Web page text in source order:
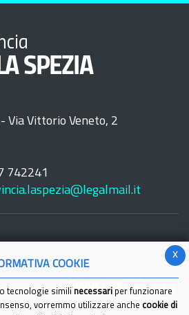
SPEZIA
Via Vittorio Veneto, 2
742241
Seguici su:
x
COOKIE
o tecnologie simili necessari per funzionare
vorremmo utilizzare anche cookie di